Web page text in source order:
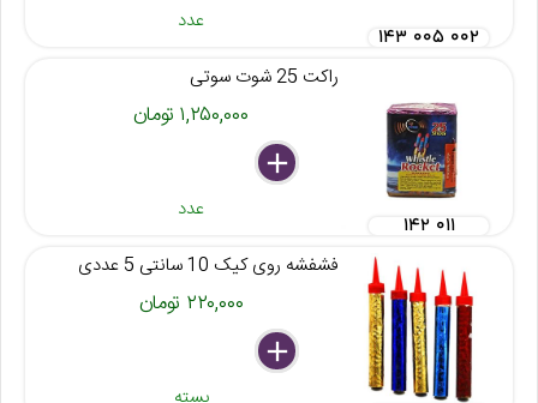
عدد
۱۴۳ ۰۰۵ ۰۰۲
راکت 25 شوت سوتی
۱,۲۵۰,۰۰۰ تومان
delete
remove
add
عدد
۱۴۲ ۰۱۱
فشفشه روی کیک 10 سانتی 5 عددی
۲۲۰,۰۰۰ تومان
delete
remove
add